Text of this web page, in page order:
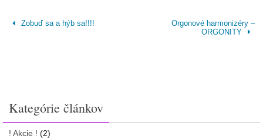
Zobuď sa a hýb sa!!!!
Orgonové harmonizéry –
ORGONITY
Kategórie článkov
! Akcie ! (2)